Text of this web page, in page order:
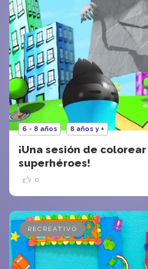
6 - 8 años 8 años y +
¡Una sesión de
superhéroes!
0
RECREATIVO